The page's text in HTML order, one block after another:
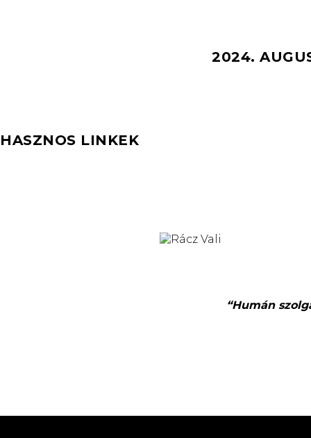
2024.
HASZNOS LINKEK
“Humán